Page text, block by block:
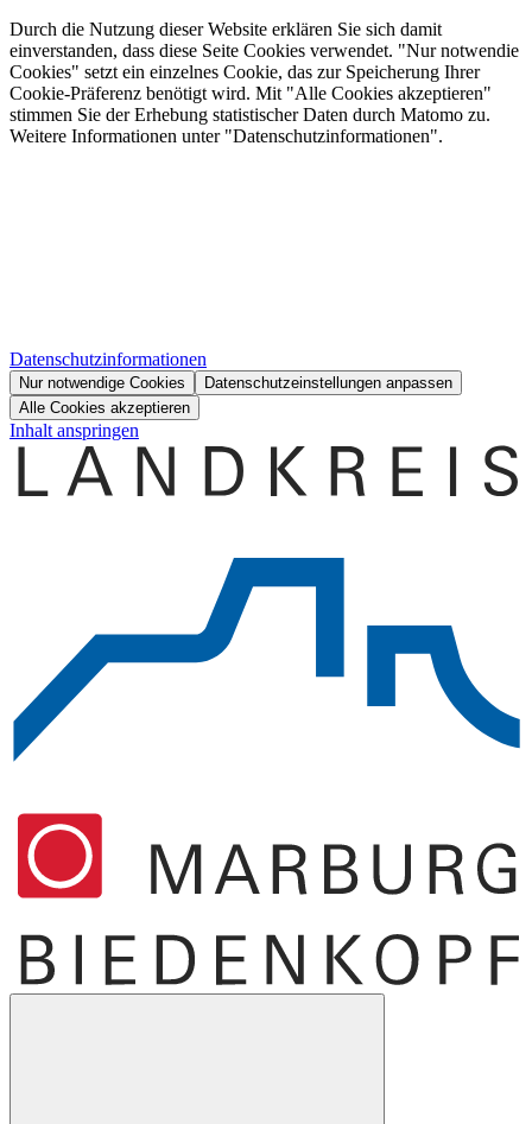
Durch die Nutzung dieser Website erklären Sie sich damit
einverstanden, dass diese Seite Cookies verwendet. "Nur notwendie
Cookies" setzt ein einzelnes Cookie, das zur Speicherung Ihrer
Cookie-Präferenz benötigt wird. Mit "Alle Cookies akzeptieren"
stimmen Sie der Erhebung statistischer Daten durch Matomo zu.
Weitere Informationen unter "Datenschutzinformationen".
Datenschutzinformationen
Nur notwendige Cookies
Datenschutzeinstellungen anpassen
Alle Cookies akzeptieren
Inhalt anspringen